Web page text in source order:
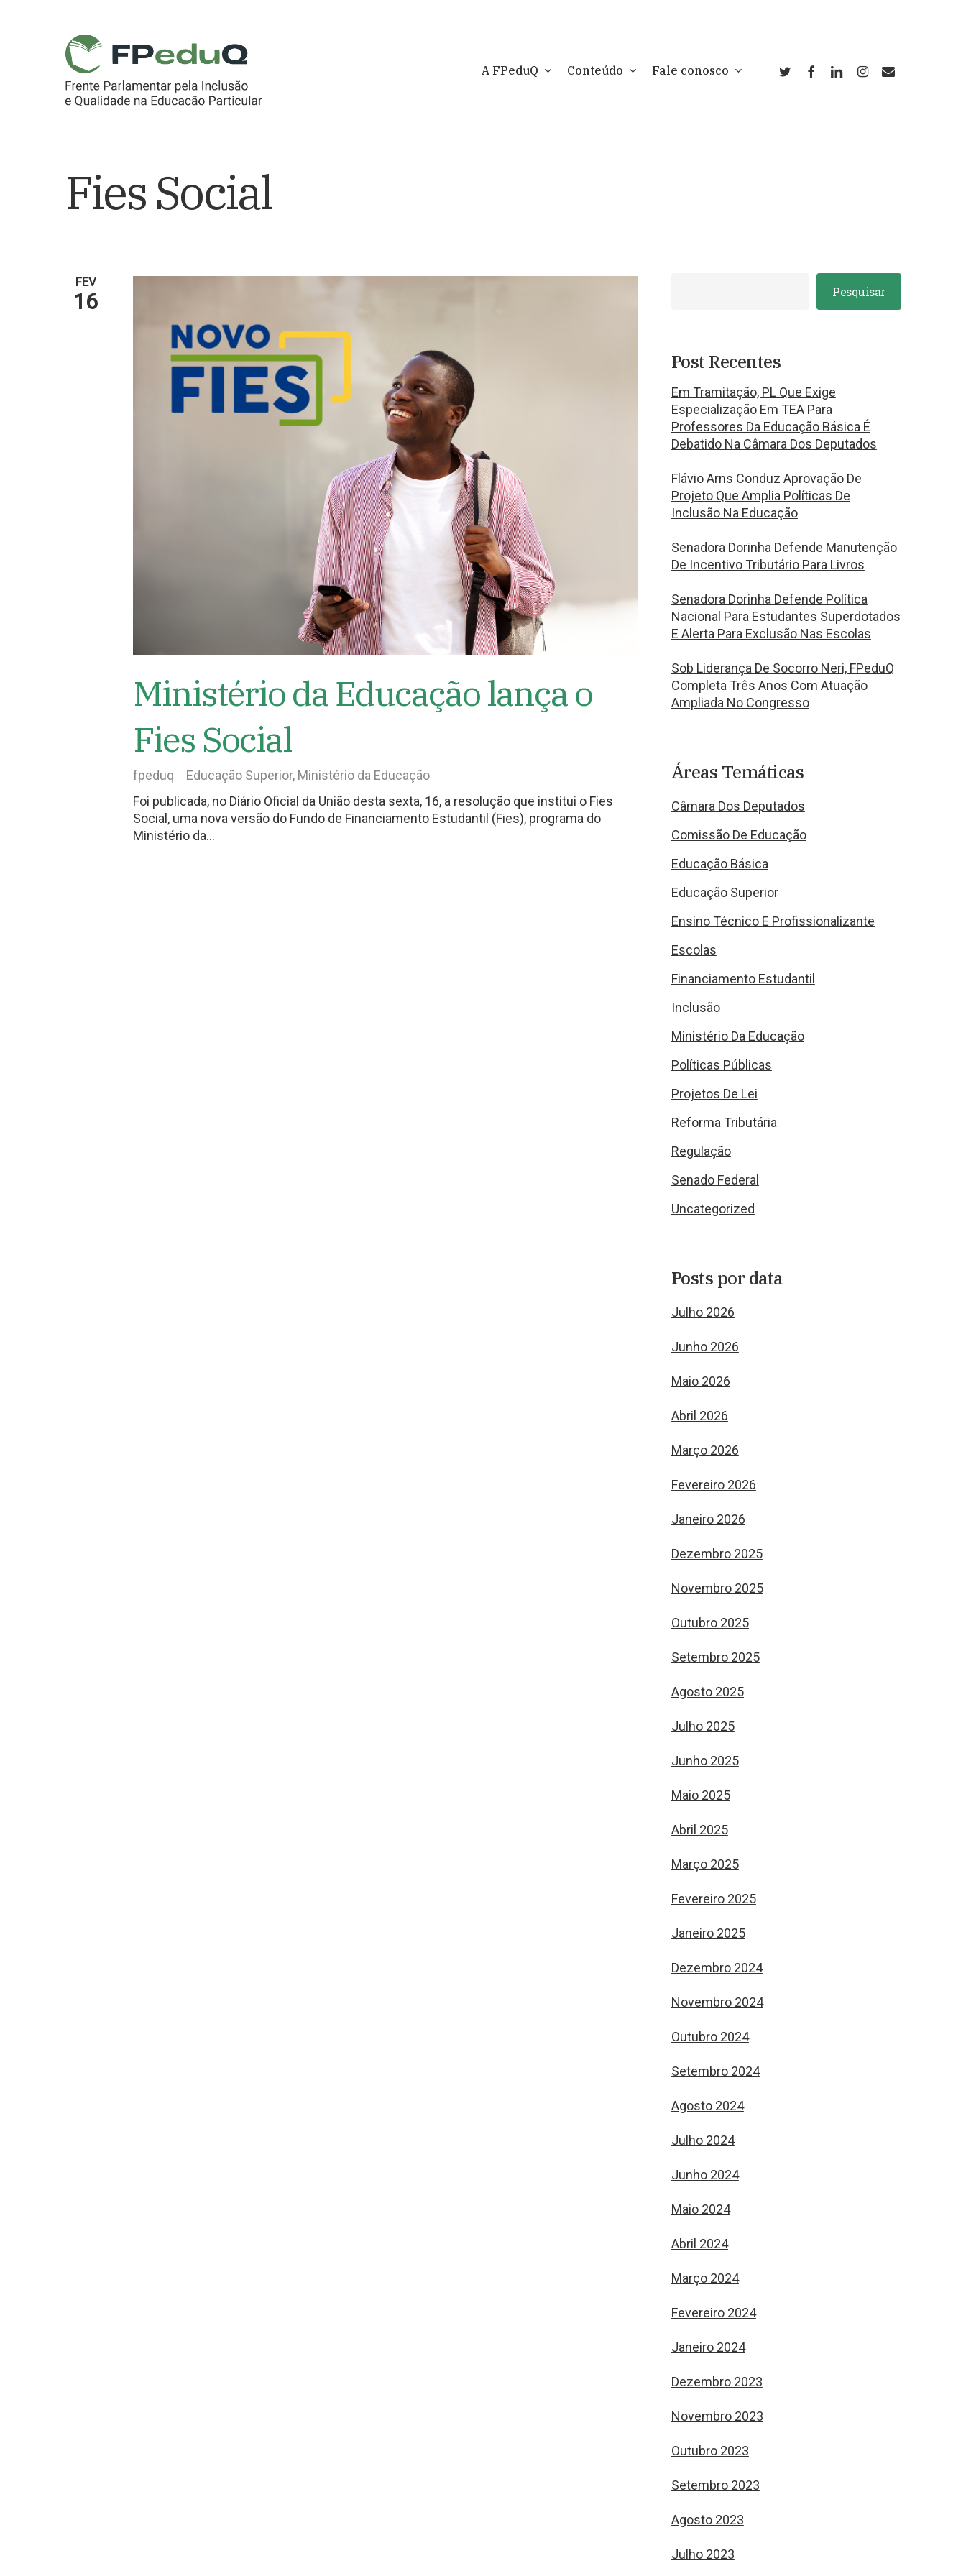
A FPeduQ Conteúdo Fale conosco twitterfacebooklinkedininstagram
email
Fies Social
FEV
16
Ministério da Educação lança o
Fies Social
fpeduq Educação Superior, Ministério da Educação
Foi publicada, no Diário Oficial da União desta sexta, 16, a resolução que institui o Fies
Social, uma nova versão do Fundo de Financiamento Estudantil (Fies), programa do
Ministério da…
Pesquisar
Post Recentes
Em Tramitação, PL Que Exige
Especialização Em TEA Para
Professores Da Educação Básica É
Debatido Na Câmara Dos Deputados
Flávio Arns Conduz Aprovação De
Projeto Que Amplia Políticas De
Inclusão Na Educação
Senadora Dorinha Defende Manutenção
De Incentivo Tributário Para Livros
Senadora Dorinha Defende Política
Nacional Para Estudantes Superdotados
E Alerta Para Exclusão Nas Escolas
Sob Liderança De Socorro Neri, FPeduQ
Completa Três Anos Com Atuação
Ampliada No Congresso
Áreas Temáticas
Câmara Dos Deputados
Comissão De Educação
Educação Básica
Educação Superior
Ensino Técnico E Profissionalizante
Escolas
Financiamento Estudantil
Inclusão
Ministério Da Educação
Políticas Públicas
Projetos De Lei
Reforma Tributária
Regulação
Senado Federal
Uncategorized
Posts por data
Julho 2026
Junho 2026
Maio 2026
Abril 2026
Março 2026
Fevereiro 2026
Janeiro 2026
Dezembro 2025
Novembro 2025
Outubro 2025
Setembro 2025
Agosto 2025
Julho 2025
Junho 2025
Maio 2025
Abril 2025
Março 2025
Fevereiro 2025
Janeiro 2025
Dezembro 2024
Novembro 2024
Outubro 2024
Setembro 2024
Agosto 2024
Julho 2024
Junho 2024
Maio 2024
Abril 2024
Março 2024
Fevereiro 2024
Janeiro 2024
Dezembro 2023
Novembro 2023
Outubro 2023
Setembro 2023
Agosto 2023
Julho 2023